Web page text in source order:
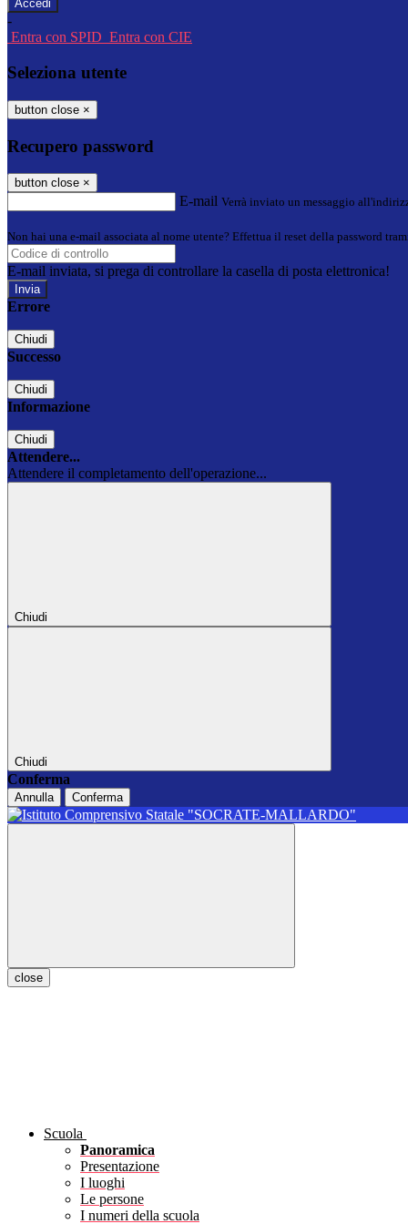
-
Entra con SPID Entra con CIE
Seleziona utente
button close ×
Recupero password
button close ×
E-mail Verrà inviato un messaggio
Non hai una e-mail associata al nome utente? Effettua il reset della password
E-mail inviata, si prega di controllare la casella di posta elettronica!
Errore
Chiudi
Successo
Chiudi
Informazione
Chiudi
Attendere...
Attendere il completamento dell'operazione...
Chiudi
Chiudi
Conferma
Annulla Conferma
close
Scuola
Panoramica
Presentazione
I luoghi
Le persone
I numeri della scuola